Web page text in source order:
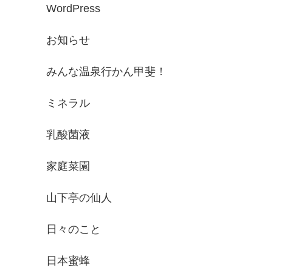
WordPress
お知らせ
みんな温泉行かん甲斐！
ミネラル
乳酸菌液
家庭菜園
山下亭の仙人
日々のこと
日本蜜蜂